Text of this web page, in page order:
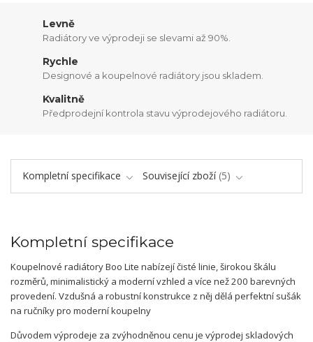
Levně
Radiátory ve výprodeji se slevami až 90%.
Rychle
Designové a koupelnové radiátory jsou skladem.
Kvalitně
Předprodejní kontrola stavu výprodejového radiátoru.
Kompletní specifikace Související zboží 5
Kompletní specifikace
Koupelnové radiátory Boo Lite nabízejí čisté linie, širokou škálu
rozměrů, minimalistický a moderní vzhled a více než 200 barevných
provedení. Vzdušná a robustní konstrukce z něj dělá perfektní sušák
na ručníky pro moderní koupelny
Důvodem výprodeje za zvýhodněnou cenu je výprodej skladových